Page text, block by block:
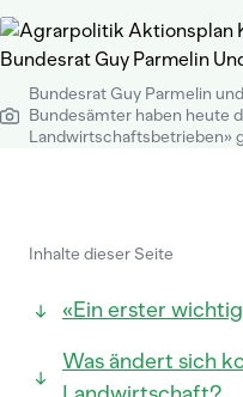
Bundesrat Guy Parmelin
Bundesämter haben heute
Landwirtschaftsbetrieben»
Inhalte dieser Seite
«Ein erster
Was ändert sich